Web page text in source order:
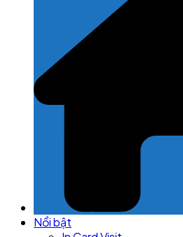
Nổi bật